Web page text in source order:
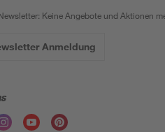
Keine Angebote und Aktionen
Anmeldung